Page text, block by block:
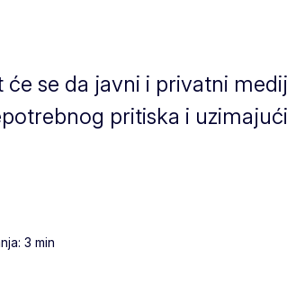
se da javni i privatni
pritiska i
3 min